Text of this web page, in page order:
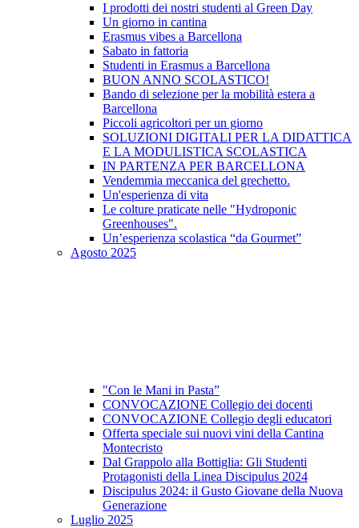
I prodotti dei nostri studenti al Green Day
Un giorno in cantina
Erasmus vibes a Barcellona
Sabato in fattoria
Studenti in Erasmus a Barcellona
BUON ANNO SCOLASTICO!
Bando di selezione per la mobilità estera a
Barcellona
Piccoli agricoltori per un giorno
SOLUZIONI DIGITALI PER LA DIDATTICA
E LA MODULISTICA SCOLASTICA
IN PARTENZA PER BARCELLONA
Vendemmia meccanica del grechetto.
Un'esperienza di vita
Le colture praticate nelle "Hydroponic
Greenhouses".
Un’esperienza scolastica “da Gourmet”
Agosto 2025
"Con le Mani in Pasta”
CONVOCAZIONE Collegio dei docenti
CONVOCAZIONE Collegio degli educatori
Offerta speciale sui nuovi vini della Cantina
Montecristo
Dal Grappolo alla Bottiglia: Gli Studenti
Protagonisti della Linea Discipulus 2024
Discipulus 2024: il Gusto Giovane della Nuova
Generazione
Luglio 2025